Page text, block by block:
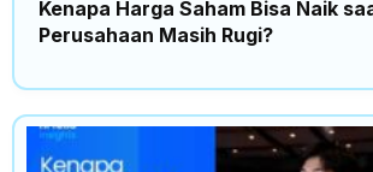
Kenapa Harga Saham Bisa Naik
Perusahaan Masih Rugi?